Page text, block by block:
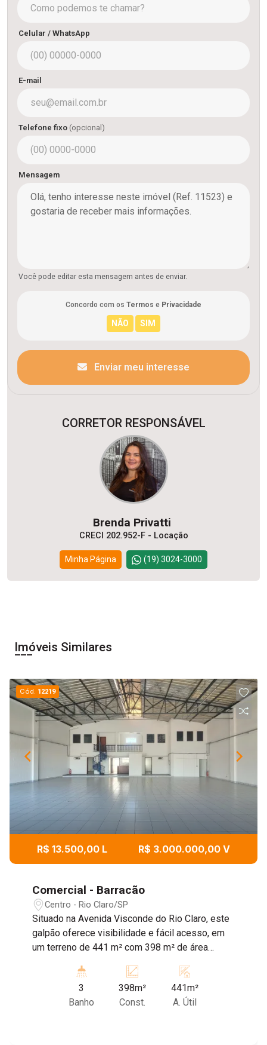
Celular / WhatsApp
E-mail
Telefone fixo (opcional)
Mensagem
Você pode editar esta mensagem antes de enviar.
Concordo com os Termos e Privacidade
Enviar meu interesse
CORRETOR RESPONSÁVEL
Brenda Privatti
CRECI 202.952-F - Locação
Minha Página (19) 3024-3000
Imóveis Similares
Cód. 12219
R$ 13.500,00 L R$ 3.000.000,00 V
Comercial - Barracão
Centro - Rio Claro/SP
Situado na Avenida Visconde do Rio Claro, este
galpão oferece visibilidade e fácil acesso, em
um terreno de 441 m² com 398 m² de área
conhecidas, como Lago Azul, Careca Motosport
e muito mais! Características do imóvel: *Salão
principal amplo *Fachada em vidro *6 salas
3
Banho
398m²
Const.
441m²
A. Útil